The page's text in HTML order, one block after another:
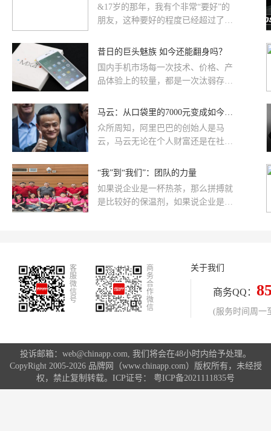
&17岁的那年，我有个非常“要好”的
朋友，这种要好的程度已经超过了所
没有去表白过，不敢，因为害怕失去
那年，我把一句“我喜欢你”，偷偷地
写到了亲手折的纸鹤的翅膀下，希望
我的心意。&17岁的那年，我没有收
到爱的答复，我不知道是她没有发现
那个爱的秘密还是她希望可以去回避
昔日的巨头魅族 如今还能翻身吗？
国内手机市场每一次技术、价格、产
品体验上的较量，都是一次汰弱存
出货量下降、成本上涨以及渠道的变
存压力越来越大。
众所周知，阿里巴巴的创始人是马
云，马云无论在个人财富还是在社会
马云已经退休，但是我们却还是能在
云富可敌国，但是却热心公益，这跟
他的经历有着不可分割的影响，下面
“我”到“我们”：团队的力量
如果说企业是一杯热茶，那么拼搏就
是比较好的保温剂，如果说企业是一
客
服
微
信
号
商
务
合
作
微
信
关于我们
商务QQ：
(服务时间周一
投诉邮箱：web@chinapp.com, 我们将会在48小时内给予处理。
CopyRight 2005-2026 品牌网（www.chinapp.com）版权所有，未经授
权，禁止复制转载。ICP证号： 粤ICP备2021111835号